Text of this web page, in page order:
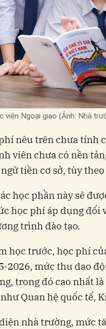
viện Ngoại giao (Ảnh: Nhà
nêu trên chưa tính
viên chưa có nền
tiền cơ sở, tùy
học phần này sẽ
học phí áp dụng đối
trình đào tạo.
học trước, học phí
2026, mức thu dao
trong đó cao nhất
Quan hệ quốc tế,
nhà trường, mức